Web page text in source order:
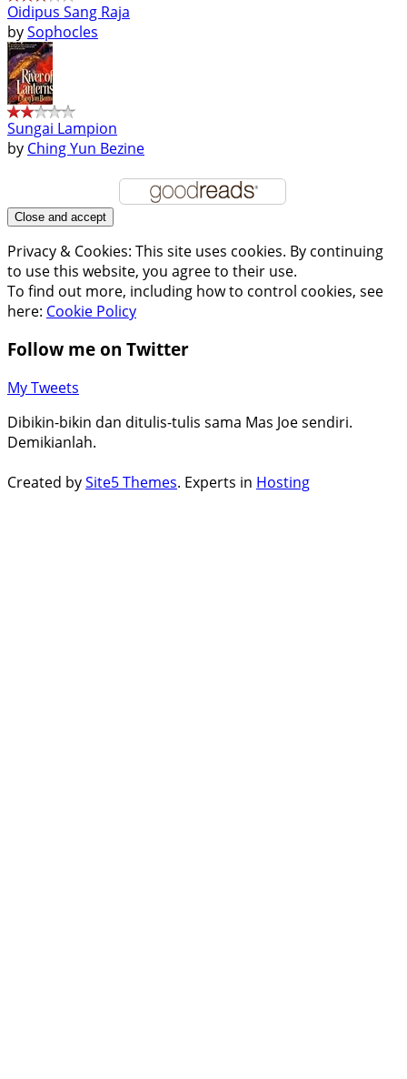
Oidipus Sang Raja
bySophocles
Sungai Lampion
by Ching Yun Bezine
Privacy & Cookies: This site uses cookies. By continuing
to use this website, you agree to their use.
To find out more, including how to control cookies, see
here: Cookie Policy
Follow me on Twitter
My Tweets
Dibikin-bikin dan ditulis-tulis sama Mas Joe sendiri.
Demikianlah.
Created bySite5 Themes. Experts in Hosting